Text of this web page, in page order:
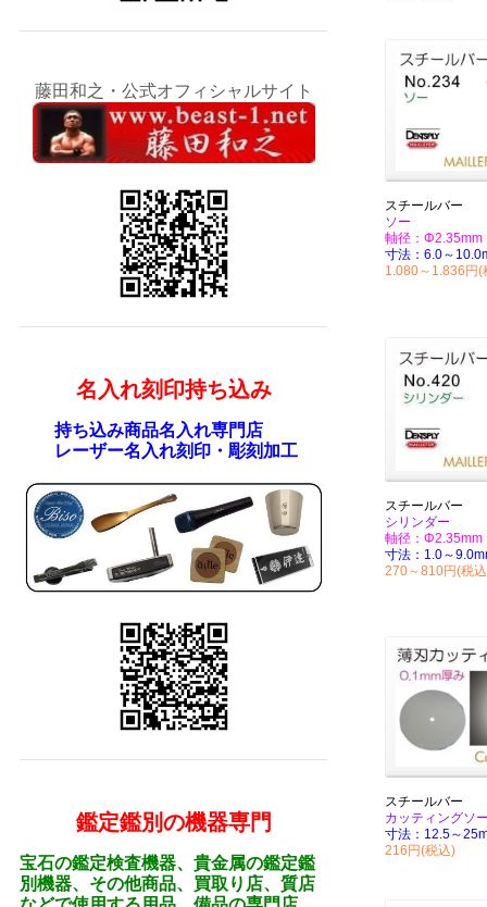
スチールバー
ソー
軸径：Φ2.35mm
寸法：6.0～
1.080～1.836円(
スチールバー
シリンダー
軸径：Φ2.35mm
寸法：1.0～
270～810円(税
スチールバー
カッティングソ
寸法：12.5～
216円(税込)
藤田和之・公式オフィシャルサイト
名入れ刻印持ち込み
持ち込み商品名入れ専門店
レーザー名入れ刻印・彫刻加工
鑑定鑑別の機器専門
宝石の鑑定検査機器、貴金属の鑑定鑑
別機器、その他商品、買取り店、質店